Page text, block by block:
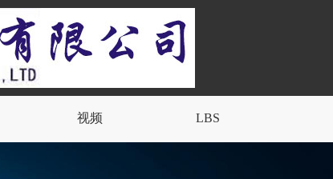
视频 LBS